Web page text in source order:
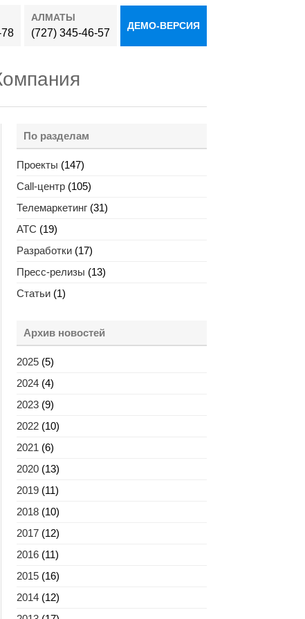
АЛМАТЫ
(727) 345-46-57
ДЕМО-ВЕРСИЯ
По разделам
Проекты (147)
Call-центр (105)
Телемаркетинг (31)
АТС (19)
Разработки (17)
Пресс-релизы (13)
Статьи (1)
Архив новостей
2025 (5)
2024 (4)
2023 (9)
2022 (10)
2021 (6)
2020 (13)
2019 (11)
2018 (10)
2017 (12)
2016 (11)
2015 (16)
2014 (12)